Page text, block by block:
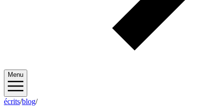
Menu
écrits/blog/2026/02